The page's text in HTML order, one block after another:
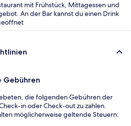
mit Frühstück, Mittagessen und
An der Bar kannst du einen Drink
Gebühren
die folgenden Gebühren der
in oder Check-out zu zahlen.
möglicherweise geltende Steuern: